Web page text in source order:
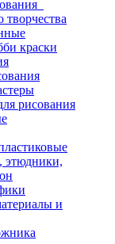
творчества
краски
рисования
этюдники,
и